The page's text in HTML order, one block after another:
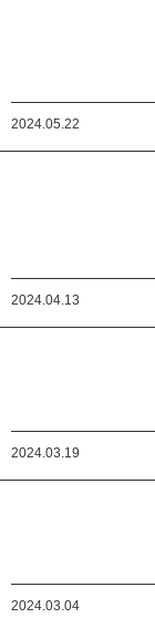
2024.05.22
2024.04.13
2024.03.19
2024.03.04